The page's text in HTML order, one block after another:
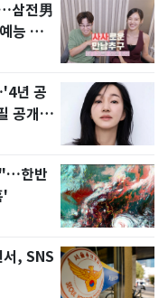
삼전男
능 화
년 공
공개
"…한반
'
서, SNS